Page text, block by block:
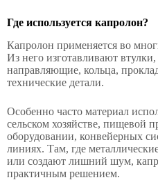
Где используется капролон?
Капролон применяется во
Из него изготавливают
направляющие, кольца,
технические детали.
Особенно часто материал
сельском хозяйстве, пищевой
оборудовании, конвейерных
линиях. Там, где
или создают лишний шум,
практичным решением.